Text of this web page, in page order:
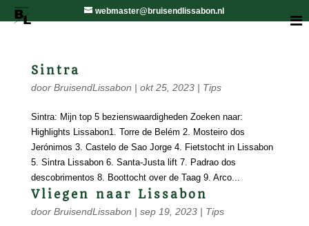
webmaster@bruisendlissabon.nl
Sintra
door BruisendLissabon | okt 25, 2023| Tips
Sintra: Mijn top 5 bezienswaardigheden Zoeken naar:
Highlights Lissabon1. Torre de Belém 2. Mosteiro dos
Jerónimos 3. Castelo de Sao Jorge 4. Fietstocht in Lissabon
5. Sintra Lissabon 6. Santa-Justa lift 7. Padrao dos
descobrimentos 8. Boottocht over de Taag 9. Arco...
Vliegen naar Lissabon
door BruisendLissabon | sep 19, 2023| Tips